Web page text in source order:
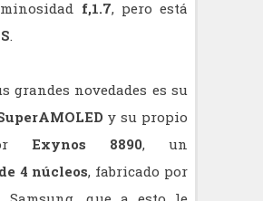
f,1.7, pero está
.
grandes novedades es su
y su propio
Exynos 8890, un
4 núcleos, fabricado por